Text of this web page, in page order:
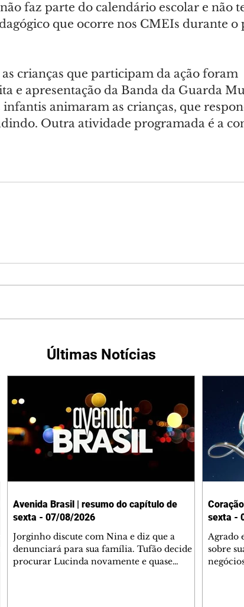
faz parte do calendário escolar e não
que ocorre nos CMEIs durante o
crianças que participam da ação foram
e apresentação da Banda da Guarda
animaram as crianças, que
Outra atividade programada é a
Últimas Notícias
Avenida Brasil | resumo do capítulo de
sexta - 07/08/2026
Jorginho discute com Nina e diz que a
denunciará para sua família. Tufão decide
procurar Lucinda novamente e quase
sexta -
Agrado
sobre